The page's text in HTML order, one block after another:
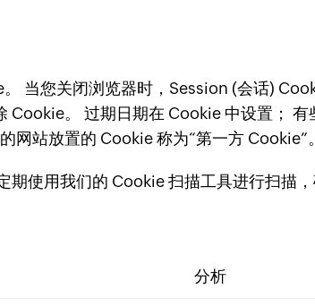
当您关闭浏览器时，Session (会话)
Cookie。 过期日期在 Cookie 中设置； 有
站放置的 Cookie 称为“第一方 Cookie”。
期使用我们的 Cookie 扫描工具进行扫描
分析